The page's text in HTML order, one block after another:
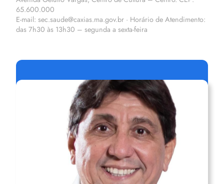
65.600.000
E-mail: sec.saude@caxias.ma.gov.br · Horário de Atendimento:
das 7h30 às 13h30 – segunda a sexta-feira